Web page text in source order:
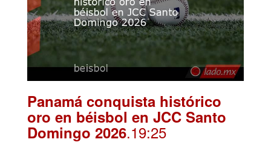
Panamá conquista histórico
oro en béisbol en JCC Santo
Domingo 2026.19:25